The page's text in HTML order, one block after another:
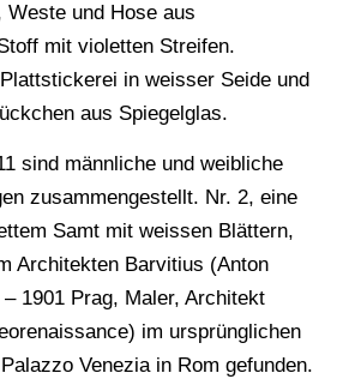
Weste und Hose aus
mit violetten Streifen.
in weisser Seide und
aus Spiegelglas.
sind männliche und weibliche
zusammengestellt. Nr. 2, eine
Samt mit weissen Blättern,
Architekten Barvitius (Anton
1901 Prag, Maler, Architekt
im ursprünglichen
Venezia in Rom gefunden.